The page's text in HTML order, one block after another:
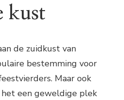
kust
de zuidkust van
bestemming voor
Maar ook
een geweldige plek